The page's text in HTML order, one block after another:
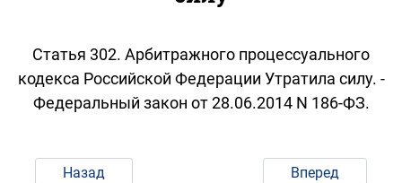
Статья 302. Арбитражного процессуального
кодекса Российской Федерации Утратила силу. -
Федеральный закон от 28.06.2014 N 186-ФЗ.
Назад Вперед